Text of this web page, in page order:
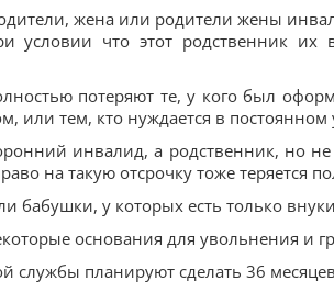
родители, жена или родители жены
условии что этот родственник
потеряют те, у кого был
или тем, кто нуждается в постоянном
инвалид, а родственник, но
на такую отсрочку тоже теряется
бабушки, у которых есть только
основания для увольнения и
службы планируют сделать 36